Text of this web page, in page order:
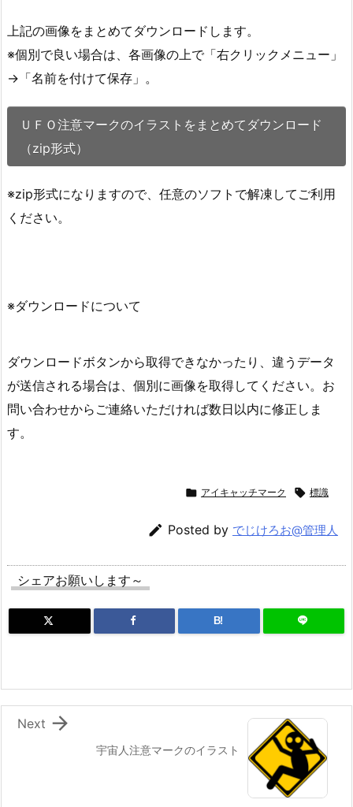
上記の画像をまとめてダウンロードします。
※個別で良い場合は、各画像の上で「右クリックメニュー」
→「名前を付けて保存」。
ＵＦＯ注意マークのイラストをまとめてダウンロード
（zip形式）
※zip形式になりますので、任意のソフトで解凍してご利用
ください。
※ダウンロードについて
ダウンロードボタンから取得できなかったり、違うデータ
が送信される場合は、個別に画像を取得してください。お
問い合わせからご連絡いただければ数日以内に修正しま
す。
 アイキャッチマーク  標識
 Posted by でじけろお@管理人
シェアお願いします～
B!
宇宙人注意マークのイラスト

Next